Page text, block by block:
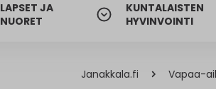
LAPSET JA
NUORET
KUNTALAISTEN
HYVINVOINTI
Janakkala.fi Vapaa-